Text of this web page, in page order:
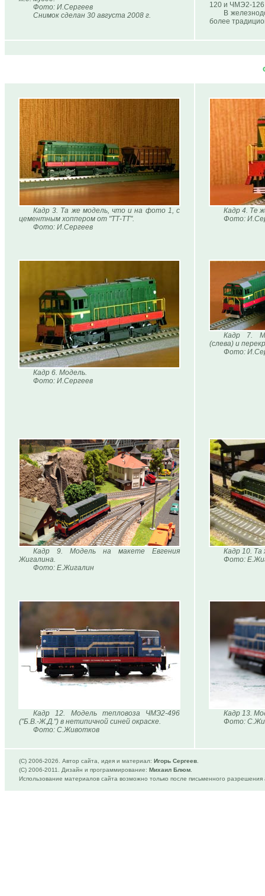
Фото: И.Сергеев
Снимок сделан 30 августа 2008 г.
120 и ЧМЭ2-
В
более
Кадр 3. Та же модель, что и на фото 1, с
цементным хоппером от "ТТ-ТТ".
Фото: И.Сергеев
Кадр 4. Те
Фото:
Кадр 6. Модель.
Фото: И.Сергеев
Кадр 7.
(слева) и
Фото:
Кадр 9. Модель на макете Евгения
Жигалина.
Фото: Е.Жигалин
Кадр 10.
Фото:
Кадр 12. Модель тепловоза ЧМЭ2-496
("Б.В.-Ж.Д.") в нетипичной синей окраске.
Фото: С.Животков
Кадр 13.
Фото:
(C) 2006-2026. Автор сайта, идея и материал: Игорь Сергеев
(C) 2006-2011. Дизайн и программирование: Михаил Блюм
Использование материалов сайта возможно только после письменного разрешения